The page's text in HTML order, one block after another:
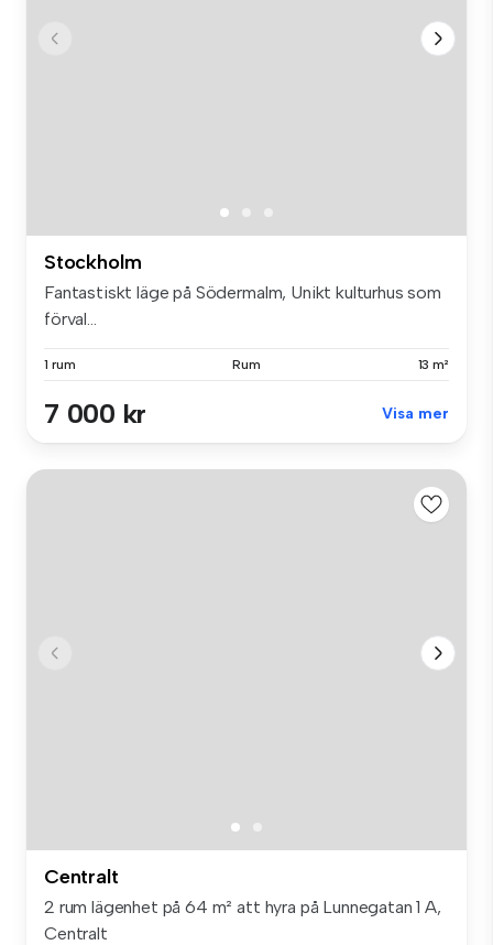
Stockholm
Fantastiskt läge på Södermalm, Unikt kulturhus som
förval...
1 rum Rum 13 m²
7 000 kr Visa mer
Centralt
2 rum lägenhet på 64 m² att hyra på Lunnegatan 1 A,
Centralt